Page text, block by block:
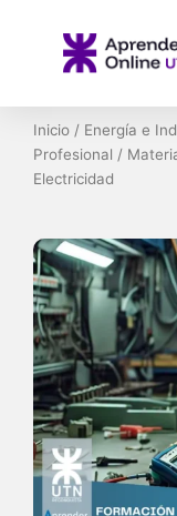
contenido
Inicio / Energía e
Profesional /
Electricidad